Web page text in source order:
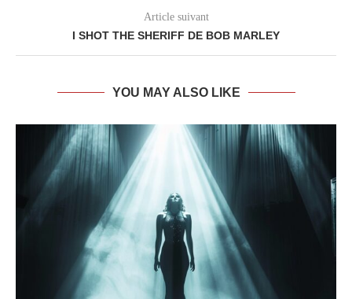
Article suivant
I SHOT THE SHERIFF DE BOB MARLEY
YOU MAY ALSO LIKE